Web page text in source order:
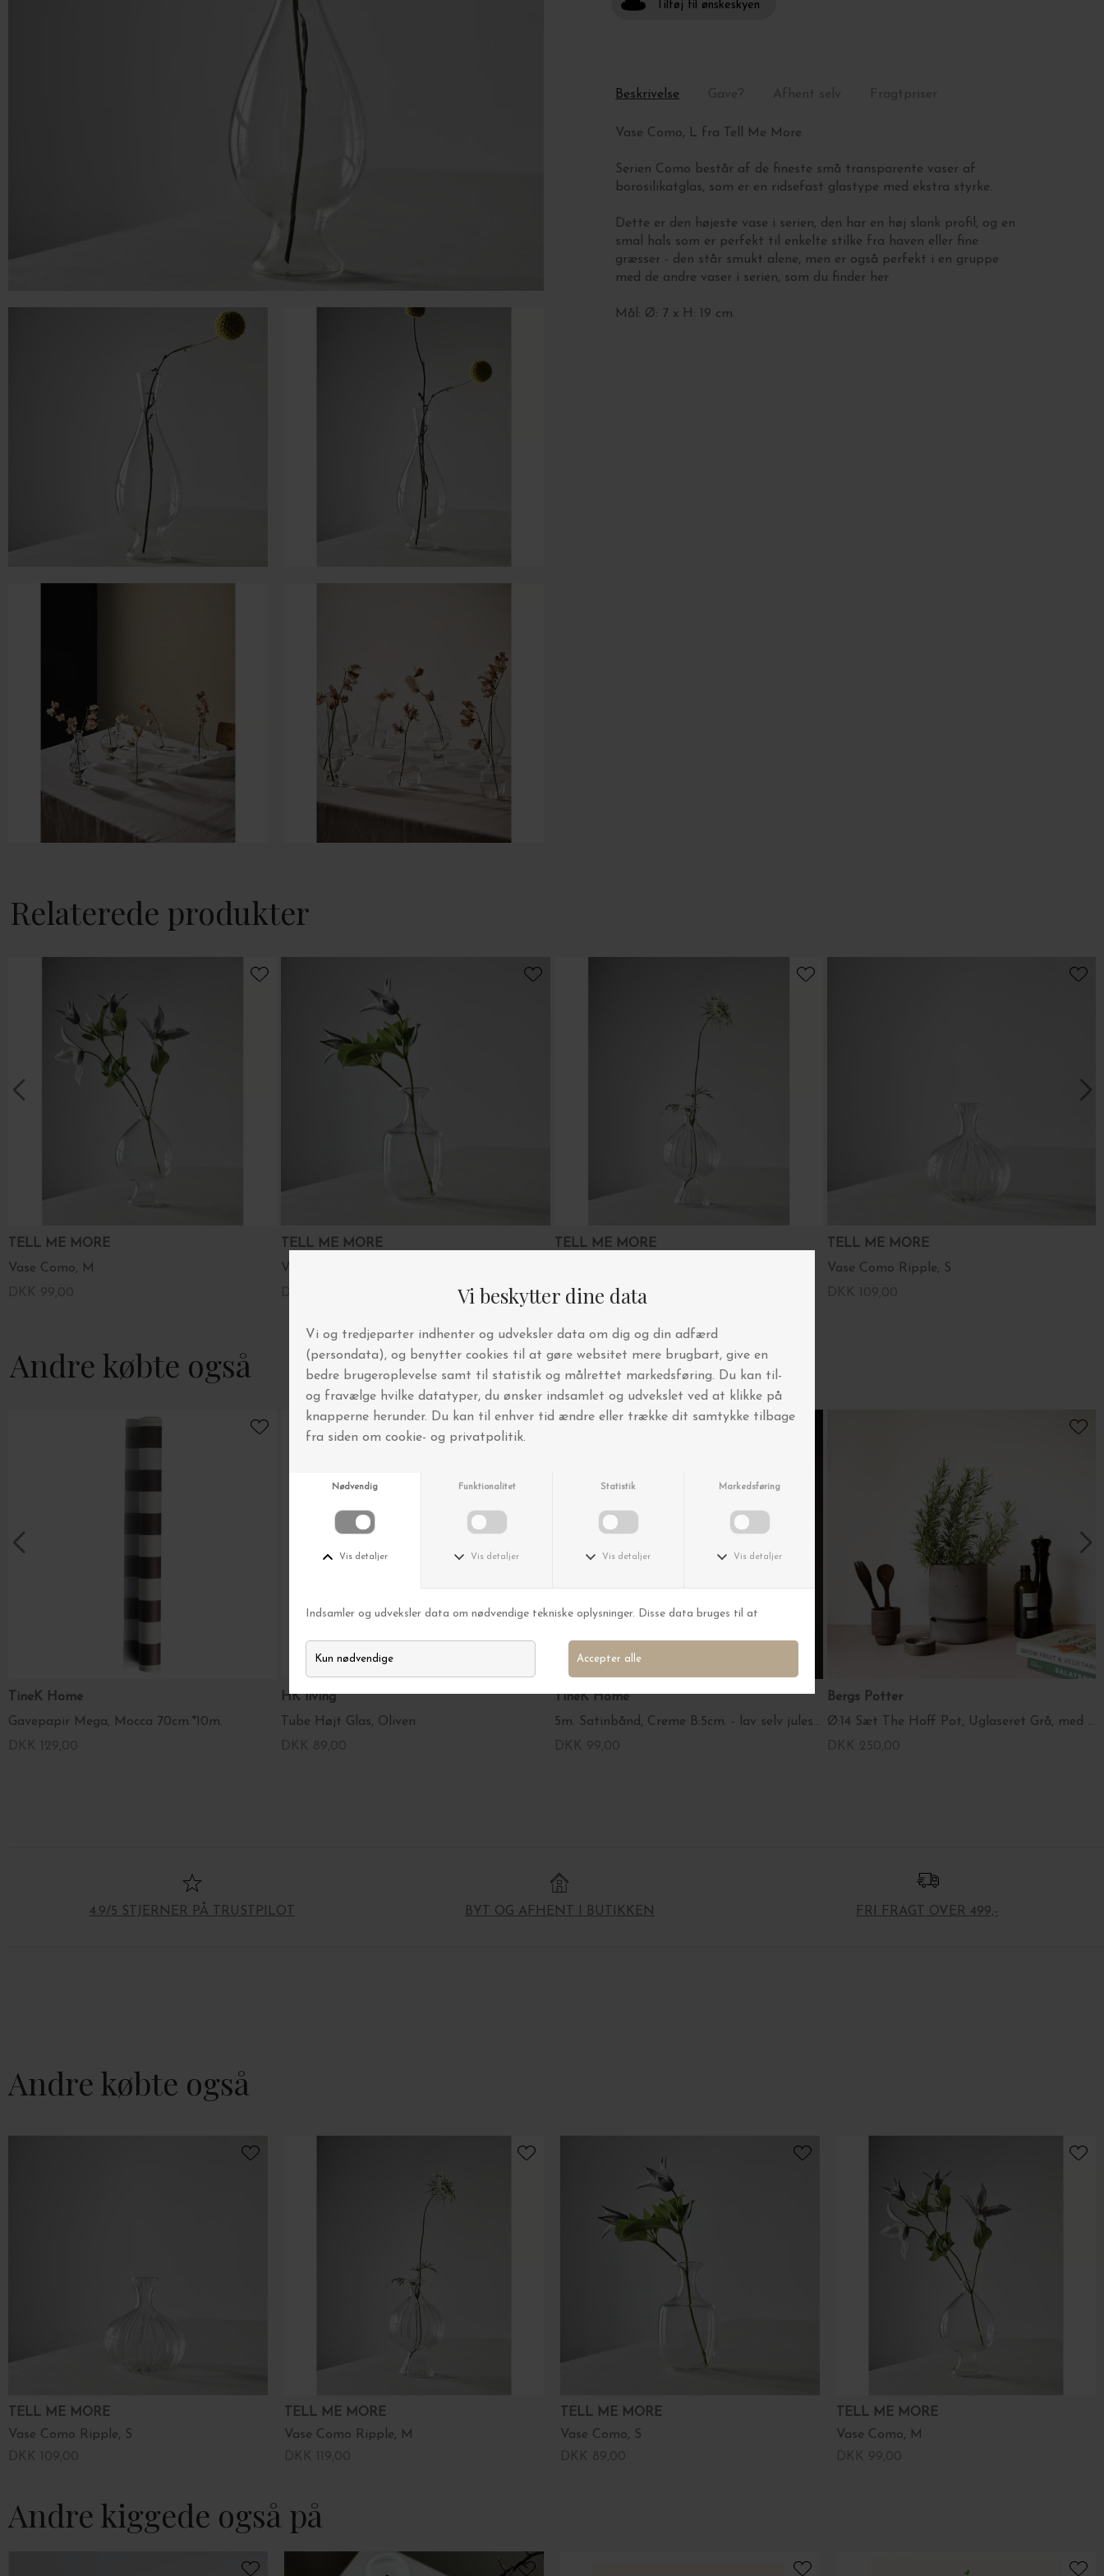
Tilføj til ønskeskyen
Beskrivelse
Vase Como, L fra Tell Me More
Serien Como består af de fineste små transparente vaser af
borosilikatglas, som er en ridsefast glastype med ekstra styrke.
Dette er den højeste vase i serien, den har en høj slank profil, og en
smal hals som er perfekt til enkelte stilke fra haven eller fine
græsser - den står smukt alene, men er også perfekt i en gruppe
med de andre vaser i serien, som du finder
her
Mål: Ø: 7 x H: 19 cm.
Relaterede produkter
TELL ME MORE
Vase Como, M
TELL ME MORE
Vase Como, S
TELL ME MORE
DKK 119,00
TELL ME MORE
Vase Como Ripple, S
Andre købte også
TineK Home
Gavepapir Mega, Mocca 70cm.*10m.
HK living
Tube Højt Glas, Oliven
TineK Home
5m. Satinbånd, Creme B:5cm. - lav selv julesløjfe
Bergs Potter
Ø:14 Sæt The Hoff Pot, Uglaseret Grå, med underskål
4.9/5 STJERNER PÅ TRUSTPILOT BYT OG AFHENT I BUTIKKEN FRI FRAGT OVER 499,-
Andre købte også
TELL ME MORE
Vase Como Ripple, S
TELL ME MORE
Vase Como Ripple, M
TELL ME MORE
Vase Como, S
TELL ME MORE
Vase Como, M
Andre kiggede også på